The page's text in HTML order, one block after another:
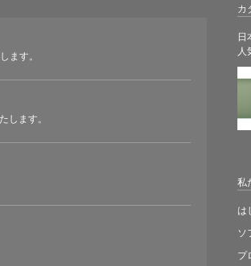
カ
日
人
ます。
します。
私
は
ソ
プ